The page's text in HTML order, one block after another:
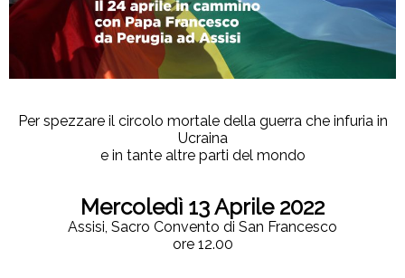
Per spezzare il circolo mortale della guerra che infuria in
Ucraina
e in tante altre parti del mondo
Mercoledì 13 Aprile 2022
Assisi, Sacro Convento di San Francesco
ore 12.00